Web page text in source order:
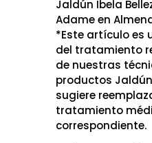
Jaldún Ibela
Adame en
*Este artículo es
del tratamiento
de nuestras
productos
sugiere
tratamiento
correspondiente.